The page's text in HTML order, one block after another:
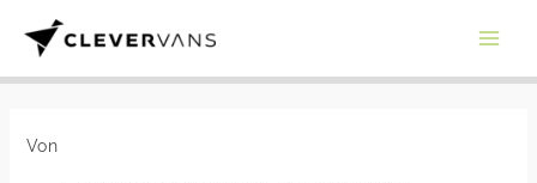
Inhalt
springen
Von